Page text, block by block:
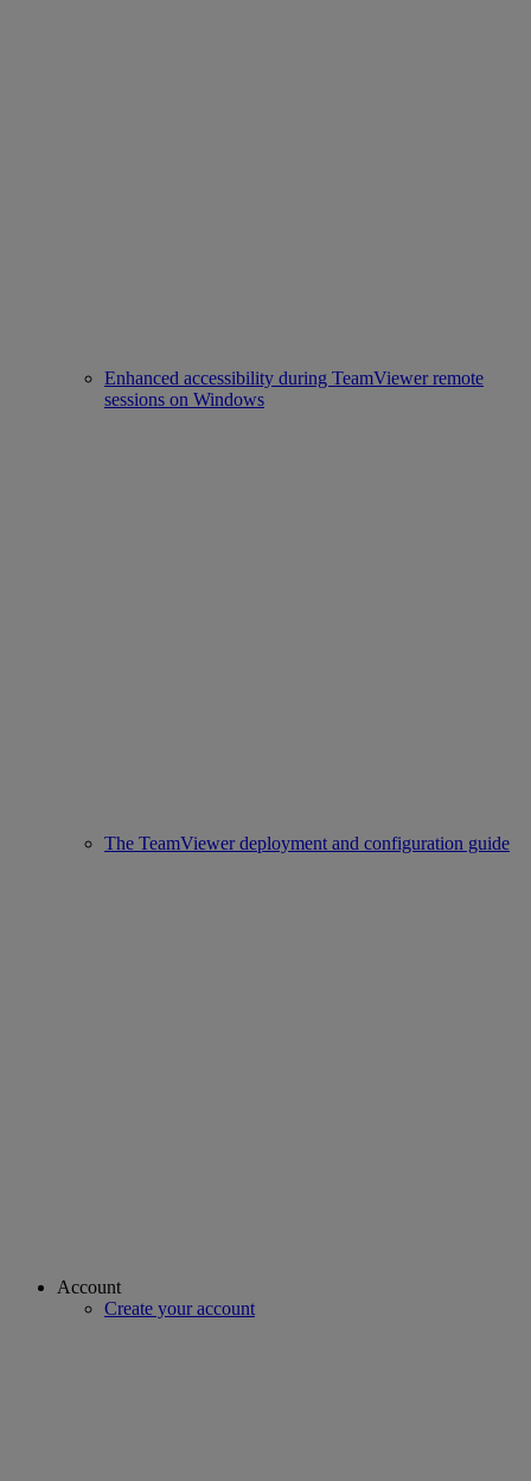
Enhanced accessibility during TeamViewer remote
sessions on Windows
The TeamViewer deployment and configuration guide
Account
Create your account